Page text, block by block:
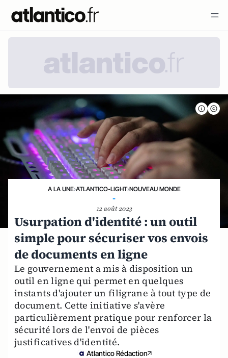
A LA UNE›ATLANTICO-LIGHT›NOUVEAU MONDE
-
12 août 2023
Usurpation d'identité : un outil
simple pour sécuriser vos envois
de documents en ligne
Le gouvernement a mis à disposition un
outil en ligne qui permet en quelques
instants d'ajouter un filigrane à tout type de
document. Cette initiative s'avère
particulièrement pratique pour renforcer la
sécurité lors de l'envoi de pièces
justificatives d'identité.
Atlantico Rédaction